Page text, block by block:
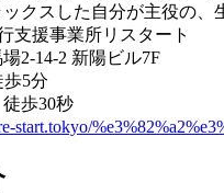
クスした自分が主役の、
支援事業所リスタート
2-14-2 新陽ビル7F
5分
歩30秒
start.tokyo/